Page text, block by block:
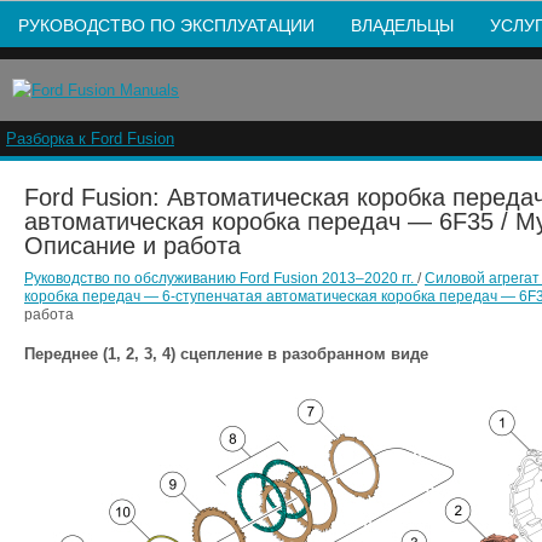
РУКОВОДСТВО ПО ЭКСПЛУАТАЦИИ ВЛАДЕЛЬЦЫ
Разборка к Ford Fusion
Ford Fusion: Автоматическая коробка
автоматическая коробка передач — 6F35 /
Описание и работа
Руководство по обслуживанию Ford Fusion 2013–2020 гг. /Силовой агрегат
коробка передач — 6-ступенчатая автоматическая коробка передач —
работа
Переднее (1, 2, 3, 4) сцепление в разобранном виде